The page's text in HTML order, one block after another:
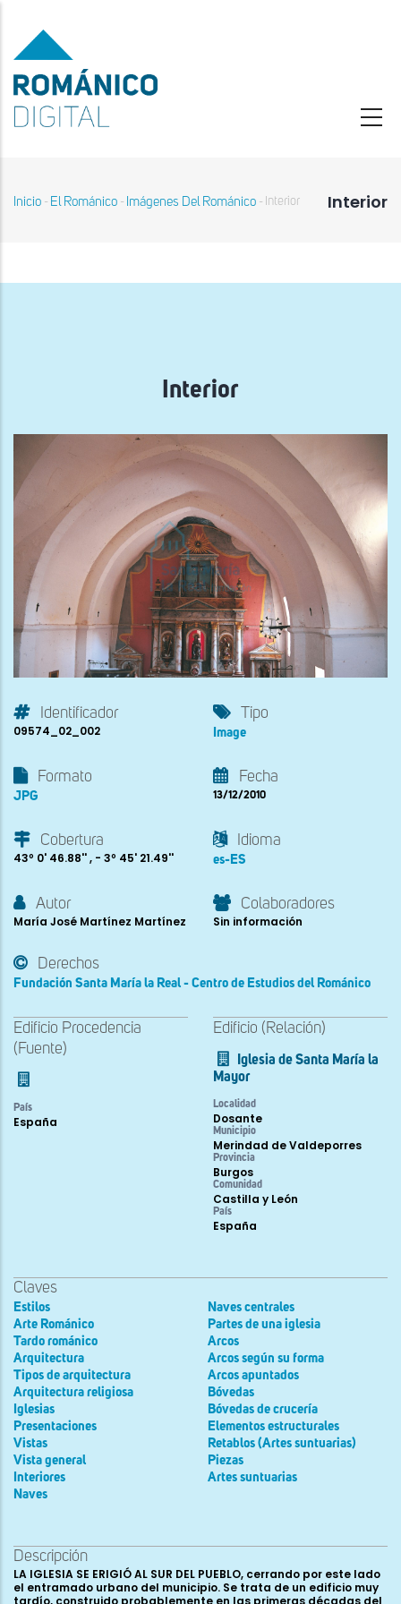
contenido
principal
Interior
Sobrescribir
navegación
Inicio - El Románico - Imágenes Del Románico - Interior
Interior
Identificador
09574_02_002
Tipo
Image
Formato
JPG
Fecha
13/12/2010
Cobertura
43º 0' 46.88'' , - 3º 45' 21.49''
Idioma
es-ES
Autor
María José Martínez Martínez
Colaboradores
Sin información
Derechos
Fundación Santa María la Real - Centro de Estudios del Románico
Edificio Procedencia
(Fuente)
País
España
Edificio (Relación)
Iglesia de Santa María la
Mayor
Localidad
Dosante
Municipio
Merindad de Valdeporres
Provincia
Burgos
Comunidad
Castilla y León
País
España
Claves
Estilos
Arte Románico
Tardo románico
Arquitectura
Tipos de arquitectura
Arquitectura religiosa
Iglesias
Presentaciones
Vistas
Vista general
Interiores
Naves
Naves centrales
Partes de una iglesia
Arcos
Arcos según su forma
Arcos apuntados
Bóvedas
Bóvedas de crucería
Elementos estructurales
Retablos (Artes suntuarias)
Piezas
Artes suntuarias
Descripción
LA IGLESIA SE ERIGIÓ AL SUR DEL PUEBLO, cerrando por este lado
el entramado urbano del municipio. Se trata de un edificio muy